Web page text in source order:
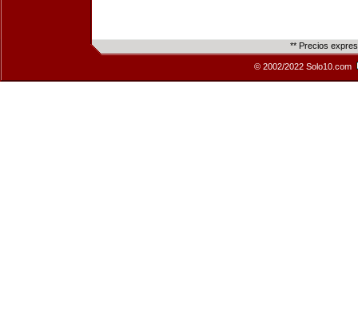
** Precios
© 2002/2022 Solo10.com